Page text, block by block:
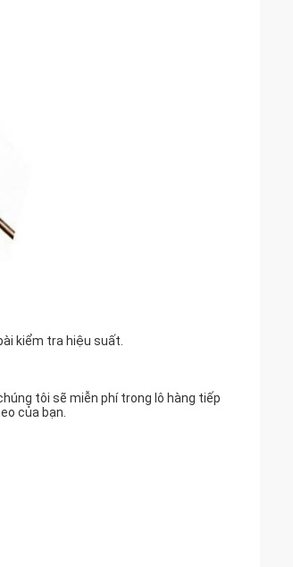
kiểm tra hiệu suất.
tôi sẽ miễn phí trong lô hàng tiếp
của bạn.